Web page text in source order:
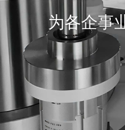
为各企事